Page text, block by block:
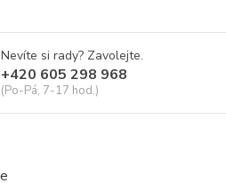
Nevíte si rady? Zavolejte.
+420 605 298 968
(Po-Pá, 7-17 hod.)